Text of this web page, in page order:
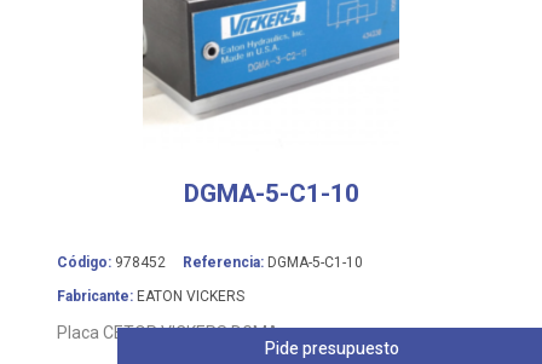
DGMA-5-C1-10
Código: 978452 Referencia: DGMA-5-C1-10
Fabricante: EATON VICKERS
Placa CETOP VICKERS DGMA
Pide presupuesto